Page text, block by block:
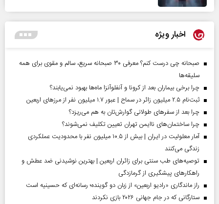
اخبار ویژه
صبحانه چی درست کنم؟ معرفی ۳۰ صبحانه سریع، سالم و مقوی برای همه
سلیقه‌ها
چرا برخی بیماران بعد از کرونا و آنفلوآنزا ماه‌ها بهبود نمی‌یابند؟
ثبت‌نام ۲.۵ میلیون زائر در سماح | عبور ۱.۷ میلیون نفر از مرز‌های اربعین
چرا بعد از سفرهای طولانی گوارش‌تان به هم می‌ریزد؟
چرا ساختمان‌های ناایمن تهران تعیین تکلیف نمی‌شوند؟
آمار معلولیت در ایران | بیش از ۱۰.۵ میلیون نفر با محدودیت عملکردی
زندگی می‌کنند
توصیه‌های طب سنتی برای زائران اربعین | بهترین نوشیدنی ضد عطش و
راهکارهای پیشگیری از گرمازدگی
راز ماندگاری «رادیو اربعین» از زبان دو گوینده؛ رسانه‌ای که حسینیه است
ستارگانی که در جام جهانی ۲۰۲۶ بازی نکردند